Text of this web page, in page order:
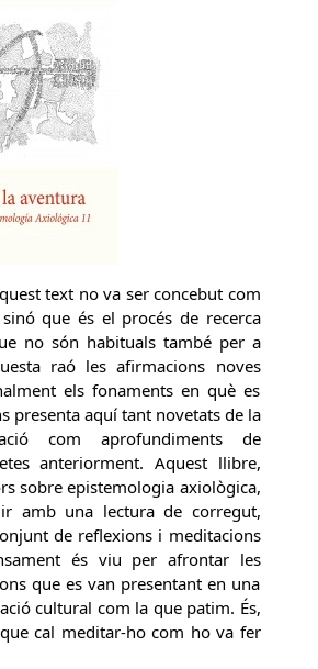
text no va ser concebut com
que és el procés de recerca
no són habituals també per a
raó les afirmacions noves
els fonaments en què es
presenta aquí tant novetats de la
com aprofundiments de
anteriorment. Aquest llibre,
sobre epistemologia axiològica,
amb una lectura de corregut,
de reflexions i meditacions
és viu per afrontar les
que es van presentant en una
cultural com la que patim. És,
cal meditar-ho com ho va fer